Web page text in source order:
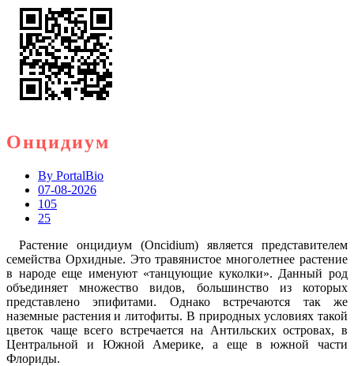
Онцидиум
By PortalBio
07-08-2026
105
25
Растение онцидиум (Oncidium) является представителем
семейства Орхидные. Это травянистое многолетнее растение
в народе еще именуют «танцующие куколки». Данный род
объединяет множество видов, большинство из которых
представлено эпифитами. Однако встречаются так же
наземные растения и литофиты. В природных условиях такой
цветок чаще всего встречается на Антильских островах, в
Центральной и Южной Америке, а еще в южной части
Флориды.